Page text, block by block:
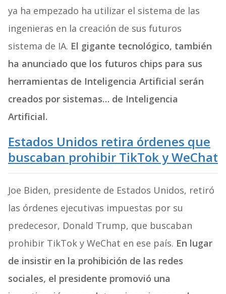
ya ha empezado ha utilizar el sistema de las
ingenieras en la creación de sus futuros
sistema de IA. El gigante tecnológico, también
ha anunciado que los futuros chips para sus
herramientas de Inteligencia Artificial serán
creados por sistemas… de Inteligencia
Artificial.
Estados Unidos retira órdenes que
buscaban prohibir TikTok y WeChat
Joe Biden, presidente de Estados Unidos, retiró
las órdenes ejecutivas impuestas por su
predecesor, Donald Trump, que buscaban
prohibir TikTok y WeChat en ese país. En lugar
de insistir en la prohibición de las redes
sociales, el presidente promovió una